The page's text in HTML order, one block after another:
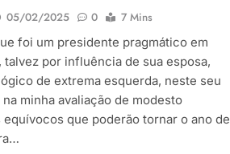
05/02/2025 0
7 Mins
foi um presidente pragmático em
por influência de sua esposa,
de extrema esquerda, neste seu
minha avaliação de modesto
que poderão tornar o ano de